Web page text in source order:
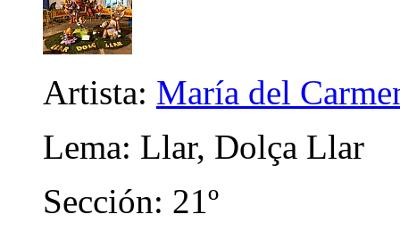
Artista: María del
Lema: Llar, Dolça Llar
Sección: 21º